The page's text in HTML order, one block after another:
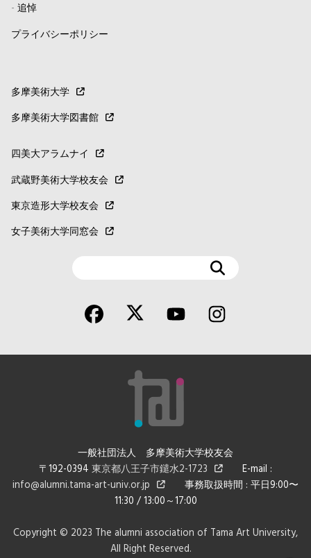
- 追悼
プライバシーポリシー
多摩美術大学
多摩美術大学図書館
四美大アラムナイ
武蔵野美術大学校友会
東京造形大学校友会
女子美術大学同窓会
一般社団法人 多摩美術大学校友会
〒192-0394 東京都八王子市鑓水2-1723
E-mail :
info@alumni.tama-art-univ.or.jp
事務取扱時間 : 平日9:00〜
11:30 / 13:00～17:00
Copyright © 2023 The alumni association of Tama Art University,
All Right Reserved.